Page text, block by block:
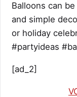
Balloons can
and simple
or holiday
#partyideas
[ad_2]